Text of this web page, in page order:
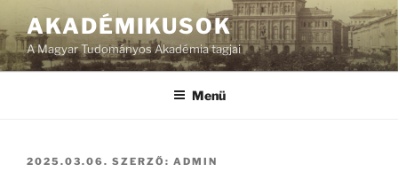
AKADÉMIKUSOK
A Magyar Tudományos Akadémia tagjai
Menü
BEKÜLDVE:
2025.03.06. SZERZŐ: ADMIN